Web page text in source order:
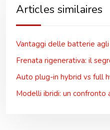
Articles similaires
Vantaggi delle batterie
Frenata rigenerativa: il
Auto plug-in hybrid vs full
Modelli ibridi: un